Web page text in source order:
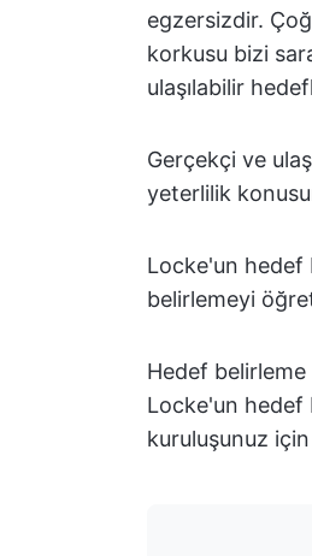
egzersizdir.
korkusu bizi
ulaşılabilir
Gerçekçi ve
yeterlilik
Locke'un hedef
belirlemeyi
Hedef
Locke'un hedef
kuruluşunuz için